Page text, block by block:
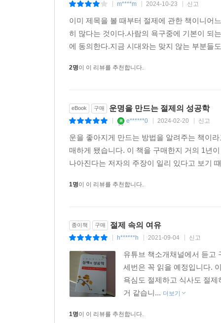
m****m 2024-10-23 신고
이미 제목을 볼 때부터 절제에 관한 책이니어
히 많다는 것이다.사람의 욕구중에 기본이 되
에 동의한다.지금 시대와는 맞지 않는 부분들
2명이 이 리뷰를 추천합니다.
eBook 구매 운명을 만드는 절제의 성공학
e******0 2024-02-20 신고
운을 좋아지게 만드는 방법을 알려주는 책이
매하게 됐습니다. 이 책을 구매한지 거의 1년
나아진다는 저자의 주장이 일리 있다고 보기
1명이 이 리뷰를 추천합니다.
종이책 구매 절제 속의 여유
h******h 2021-09-04 신고
유튜브 책소개채널에서 듣고
세번은 꼭 읽을 예정입니다.
욕심도 절제하고 식사도 절
거 같습니... 더보기
1명이 이 리뷰를 추천합니다.